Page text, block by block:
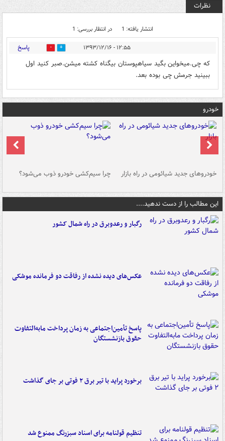
نظرات
انتشار یافته: 1 در انتظار بررسی: 1
۱۲:۵۵ - ۱۳۹۳/۱۲/۱۶ 0 پاسخ
که چی.میخواین بگید سیاهپوستان بیگناه کشته میشن.صبر کنید اول
ببینید جرمش چی بوده بعد.
خودرو
خودروهای جدید شیائومی در راه بازار چرا سیم‌کشی خودرو ذوب می‌شود؟
این مطالب را از دست ندهید....
رگبار و رعدوبرق در راه شمال کشور
عکس‌های دیده نشده از رفاقت دو فرمانده‌ موشکی
پاسخ تأمین‌اجتماعی به زمان پرداخت مابه‌التفاوت
حقوق بازنشستگان
برخورد پراید با تیر برق ۲ فوتی بر جای گذاشت
تنظیم قولنامه برای اسناد سبزرنگ ممنوع شد